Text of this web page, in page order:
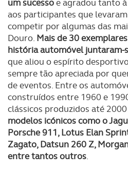
um sucessoe agradou tanto
aos participantes que
competir por algumas das
Douro. Mais de 30
história automóvel juntaram-
que aliou o espírito
sempre tão apreciada por
de eventos. Entre os
construídos entre 1960 e
clássicos produzidos até 2000
modelos icónicos como o
Porsche 911, Lotus Elan
Zagato, Datsun 260 Z,
entre tantos outros.